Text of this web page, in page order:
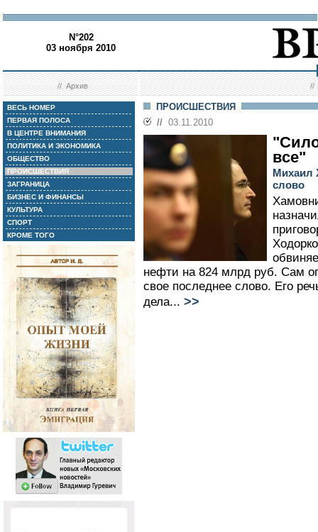
N°202
03 ноября 2010
//Архив //
ВЕСЬ НОМЕР
ПЕРВАЯ ПОЛОСА
В ЦЕНТРЕ ВНИМАНИЯ
ПОЛИТИКА И ЭКОНОМИКА
ОБЩЕСТВО
ПРОИСШЕСТВИЯ
ЗАГРАНИЦА
БИЗНЕС И ФИНАНСЫ
КУЛЬТУРА
СПОРТ
КРОМЕ ТОГО
ПРОИСШЕСТВИЯ
// 03.11.2010
все"
Михаил
слово
нефти на 824 млрд руб. Сам
свое последнее слово. Его
дела... >>